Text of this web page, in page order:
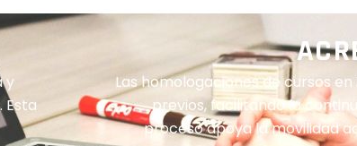
y
Esta
Las homologaciones de cursos
previos, facilitando la
proceso apoya la movilidad